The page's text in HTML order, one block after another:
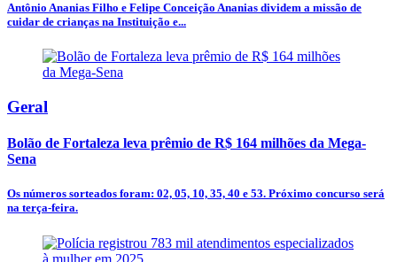
Antônio Ananias Filho e Felipe Conceição Ananias dividem a missão de
cuidar de crianças na Instituição e...
Geral
Bolão de Fortaleza leva prêmio de R$ 164 milhões da Mega-
Sena
Os números sorteados foram: 02, 05, 10, 35, 40 e 53. Próximo concurso será
na terça-feira.